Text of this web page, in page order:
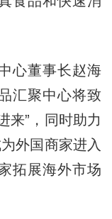
董事长赵海
汇聚中心将致
来”，同时助力
外国商家进入
拓展海外市场